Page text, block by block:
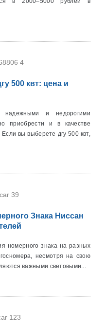
500 квт: цена и
надежными и недорогими
приобрести и в качестве
вы выберете дгу 500 квт,
Знака Ниссан
номерного знака на разных
несмотря на свою
важными световыми...